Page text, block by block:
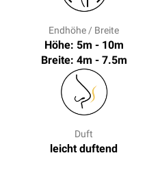
Endhöhe / Breite
Höhe: 5m - 10m
Breite: 4m - 7.5m
Duft
leicht duftend